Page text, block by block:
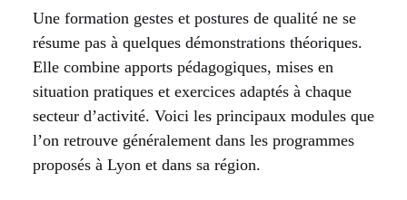
Une formation gestes et postures de qualité ne se
résume pas à quelques démonstrations théoriques.
Elle combine apports pédagogiques, mises en
situation pratiques et exercices adaptés à chaque
secteur d’activité. Voici les principaux modules que
l’on retrouve généralement dans les programmes
proposés à Lyon et dans sa région.